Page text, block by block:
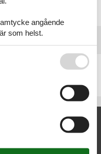
angående
som helst.